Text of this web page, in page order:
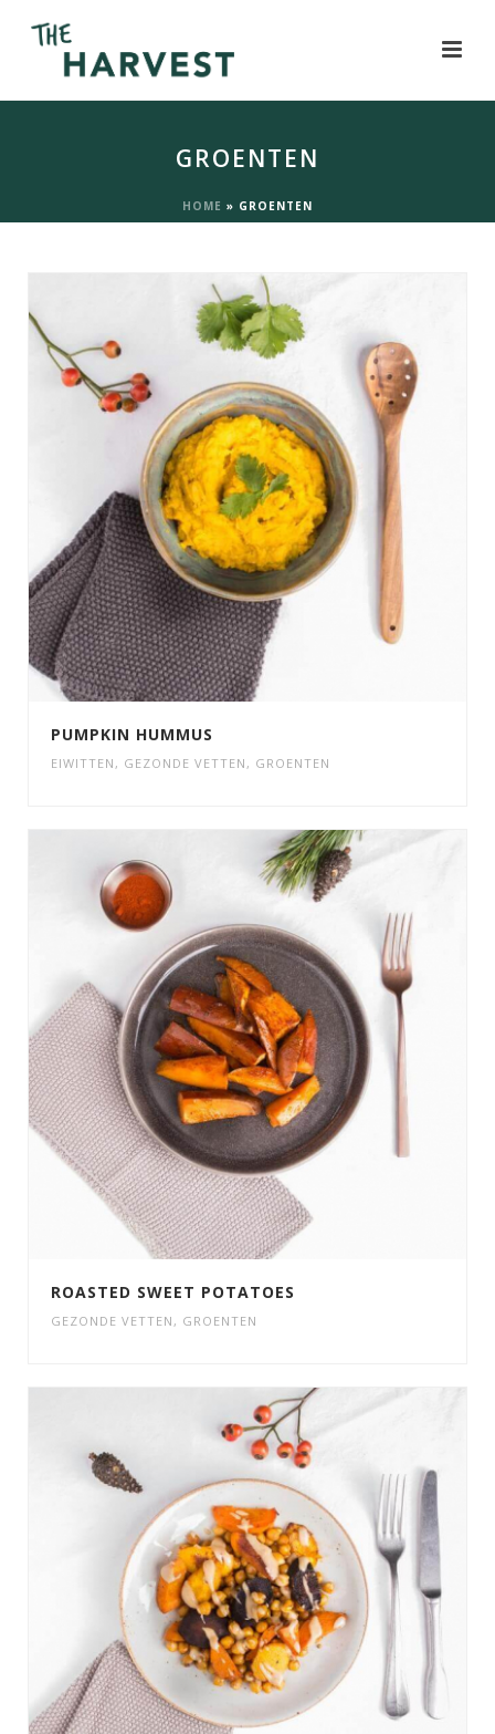
GROENTEN
HOME » GROENTEN
PUMPKIN HUMMUS
EIWITTEN , GEZONDE VETTEN , GROENTEN
ROASTED SWEET POTATOES
GEZONDE VETTEN , GROENTEN